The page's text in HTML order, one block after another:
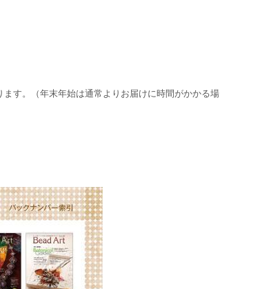
す。（年末年始は通常よりお届けに時間がかかる場